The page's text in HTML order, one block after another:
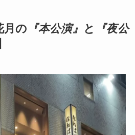
月の 『本公演』 と
『夜公